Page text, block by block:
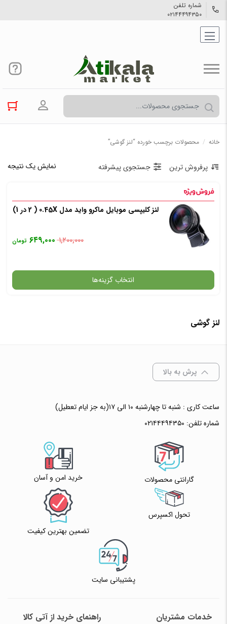
شماره تلفن
۰۲۱۴۴۴۹۴۳۵۰
ورود به
خانه / محصولات برچسب خورده “لنز گوشی”
نمایش یک نتیجه پرفروش ترین جستجوی پیشرفته
لنز کلیپسی موبایل ماکرو واید مدل 0.45X ( 2 در 1)
۱,۲۰۰,۰۰۰ ۶۴۹,۰۰۰ تومان
انتخاب گزینه‌ها
گارانتی
لنز گوشی
پرش به بالا
ساعت کاری : شنبه تا چهارشنبه ۱۰ الی ۱۷(به جز ایام تعطیل)
شماره تلفن: ۰۲۱۴۴۴۹۴۳۵۰
گارانتی محصولات خرید امن و آسان
تحول اکسپرس
تضمین بهترین کیفیت
پشتیبانی سایت
خدمات مشتریان راهنمای خرید از آتی کالا